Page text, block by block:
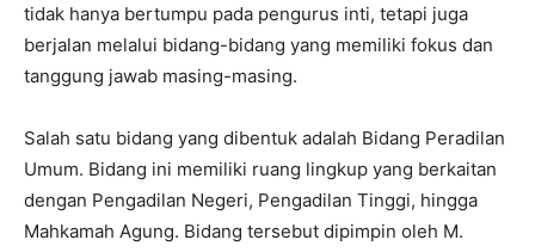
tidak hanya bertumpu pada pengurus inti, tetapi juga
berjalan melalui bidang-bidang yang memiliki fokus dan
tanggung jawab masing-masing.
Salah satu bidang yang dibentuk adalah Bidang Peradilan
Umum. Bidang ini memiliki ruang lingkup yang berkaitan
dengan Pengadilan Negeri, Pengadilan Tinggi, hingga
Mahkamah Agung. Bidang tersebut dipimpin oleh M.